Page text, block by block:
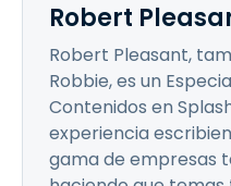
Robert
Robert Pleasant,
Robbie, es un
Contenidos en
experiencia
gama de empresas